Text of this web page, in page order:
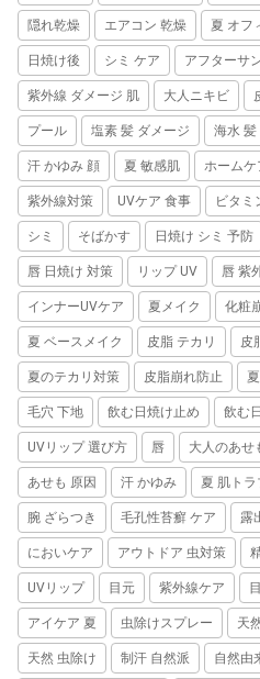
隠れ乾燥 エアコン 乾燥 夏 オフ
日焼け後 シミ ケア アフターサ
紫外線 ダメージ 肌 大人ニキビ
プール 塩素 髪 ダメージ 海水 髪
汗 かゆみ 顔 夏 敏感肌 ホームケ
紫外線対策 UVケア 食事 ビタミ
シミ そばかす 日焼け シミ 予防
唇 日焼け 対策 リップ UV 唇 紫
インナーUVケア 夏メイク 化粧
夏 ベースメイク 皮脂 テカリ 皮
夏のテカリ対策 皮脂崩れ防止
毛穴 下地 飲む日焼け止め 飲む
UVリップ 選び方 唇 大人のあせ
あせも 原因 汗 かゆみ 夏 肌トラ
腕 ざらつき 毛孔性苔癬 ケア 露
においケア アウトドア 虫対策
UVリップ 目元 紫外線ケア
アイケア 夏 虫除けスプレー 天
天然 虫除け 制汗 自然派 自然由